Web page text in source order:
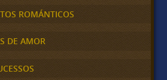
ROMÁNTICOS
DE AMOR